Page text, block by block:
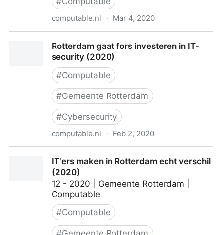
computable.nl · Mar 4, 2020
Rotterdam gaat fors investeren in IT-
security (2020)
#Computable
#Gemeente Rotterdam
#Cybersecurity
computable.nl · Feb 2, 2020
IT'ers maken in Rotterdam echt verschil
(2020)
12 - 2020 | Gemeente Rotterdam |
Computable
#Computable
#Gemeente Rotterdam